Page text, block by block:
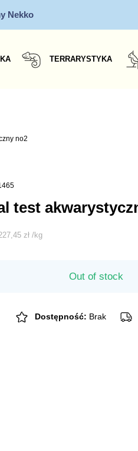
Nekko
TERRARYSTYKA
no2
test
zł /kg
Out of stock
Dostępność: Brak